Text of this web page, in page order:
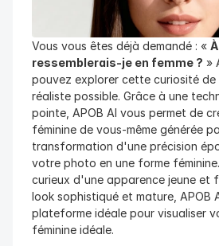
Vous vous êtes déjà demandé : «
ressemblerais-je en femme ? »
pouvez explorer cette curiosité de
réaliste possible. Grâce à une
pointe, APOB AI vous permet de
féminine de vous-même générée
transformation d'une précision
votre photo en une forme
curieux d'une apparence jeune et
look sophistiqué et mature, APOB
plateforme idéale pour visualiser
féminine idéale.